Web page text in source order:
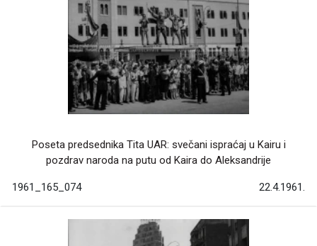
Poseta predsednika Tita UAR: svečani ispraćaj u Kairu i
pozdrav naroda na putu od Kaira do Aleksandrije
1961_165_074 22.4.1961.